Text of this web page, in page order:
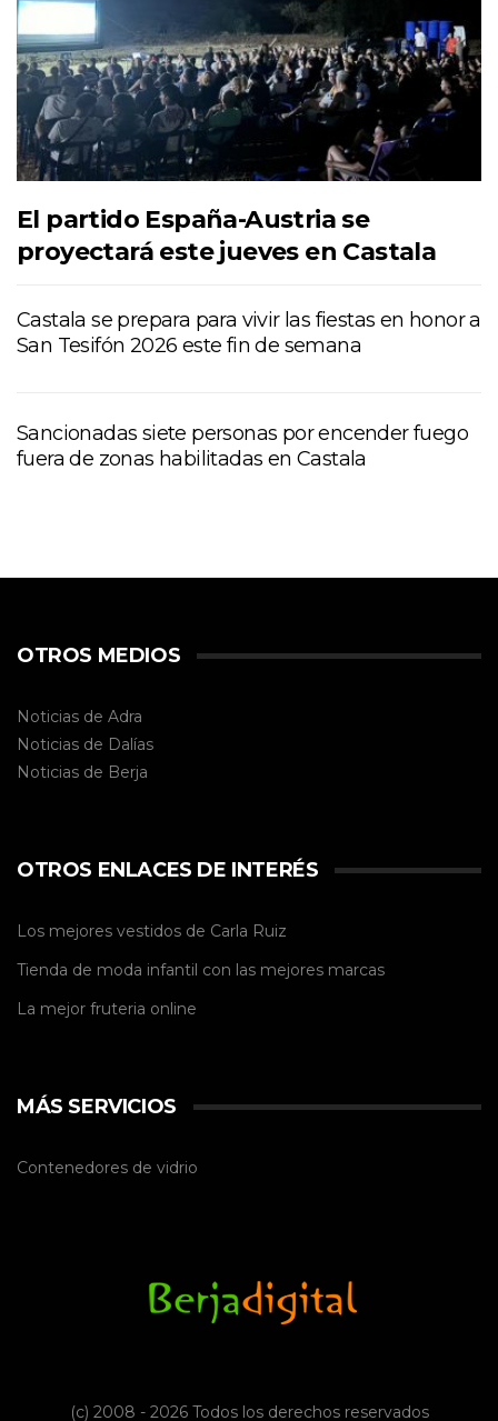
El partido España-Austria se
proyectará este jueves en Castala
Castala se prepara para vivir las fiestas en honor a
San Tesifón 2026 este fin de semana
Sancionadas siete personas por encender fuego
fuera de zonas habilitadas en Castala
OTROS MEDIOS
Noticias de Adra
Noticias de Dalías
Noticias de Berja
OTROS ENLACES DE INTERÉS
Los mejores vestidos de Carla Ruiz
Tienda de moda infantil con las mejores marcas
La mejor fruteria online
MÁS SERVICIOS
Contenedores de vidrio
(c) 2008 - 2026 Todos los derechos reservados